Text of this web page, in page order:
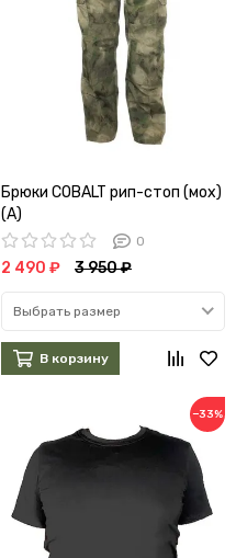
Брюки COBALT рип-стоп (мох)
(А)
0
2 490 ₽ 3 950 ₽
Выбрать размер
В корзину
−33%